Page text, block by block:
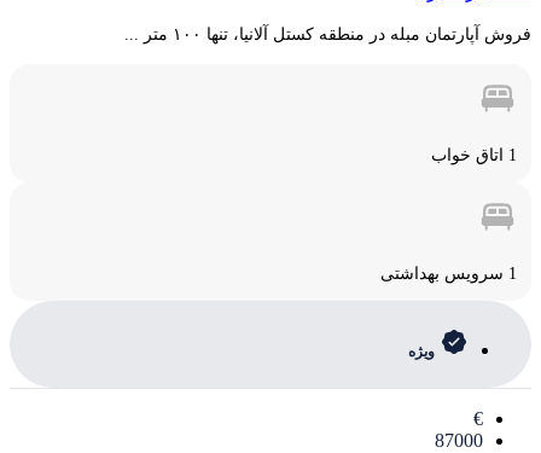
فروش آپارتمان مبله در منطقه کستل آلانیا، تنها ۱۰۰ متر ...
1 اتاق خواب
1 سرویس بهداشتی
ویژه
€
87000